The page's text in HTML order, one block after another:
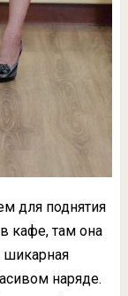
для поднятия
кафе, там она
шикарная
наряде.